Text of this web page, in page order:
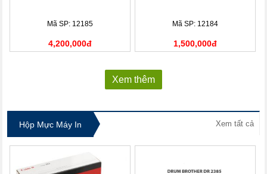
Mã SP: 12185
4,200,000đ
Mã SP: 12184
1,500,000đ
Xem thêm
Hộp Mực Máy In Xem tất cả